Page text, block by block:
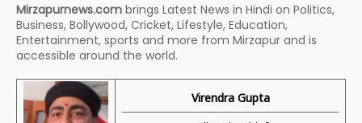
Mirzapurnews.com brings Latest News in Hindi on Politics,
Business, Bollywood, Cricket, Lifestyle, Education,
Entertainment, sports and more from Mirzapur and is
accessible around the world.
Virendra Gupta